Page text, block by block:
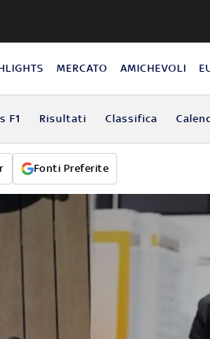
MERCATO AMICHEVOLI
F1 Risultati Classifica
Fonti Preferite